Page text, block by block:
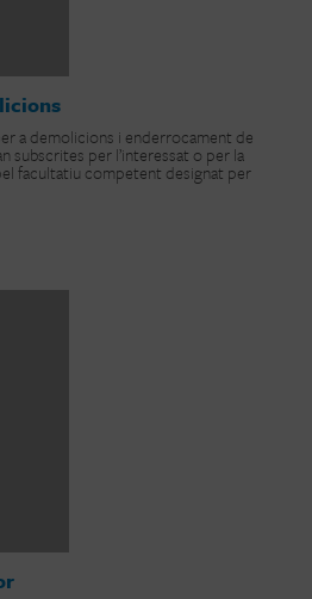
a demolicions i enderrocament de
subscrites per l’interessat o per la
facultatiu competent designat per